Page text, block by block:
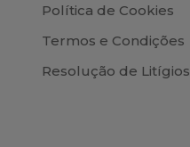
Política de Cookies
Termos e Condições
Resolução de Litígios